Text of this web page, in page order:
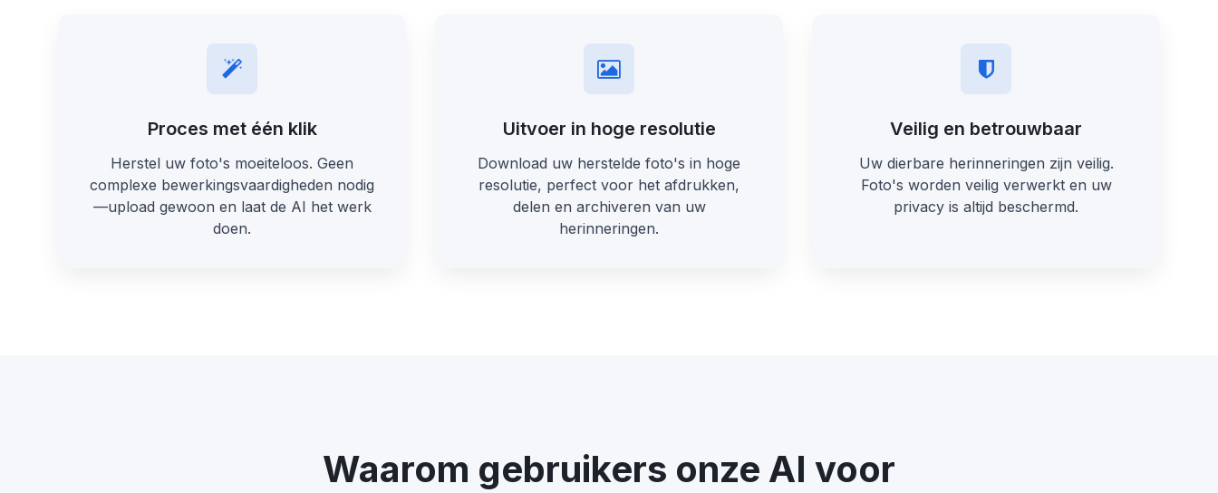
Proces met één klik
Herstel uw foto's moeiteloos. Geen
complexe bewerkingsvaardigheden nodig
—upload gewoon en laat de AI het werk
doen.
Uitvoer in hoge resolutie
Download uw herstelde foto's in hoge
resolutie, perfect voor het afdrukken,
delen en archiveren van uw
herinneringen.
Veilig en betrouwbaar
Uw dierbare herinneringen zijn veilig.
Foto's worden veilig verwerkt en uw
privacy is altijd beschermd.
Waarom gebruikers onze AI voor